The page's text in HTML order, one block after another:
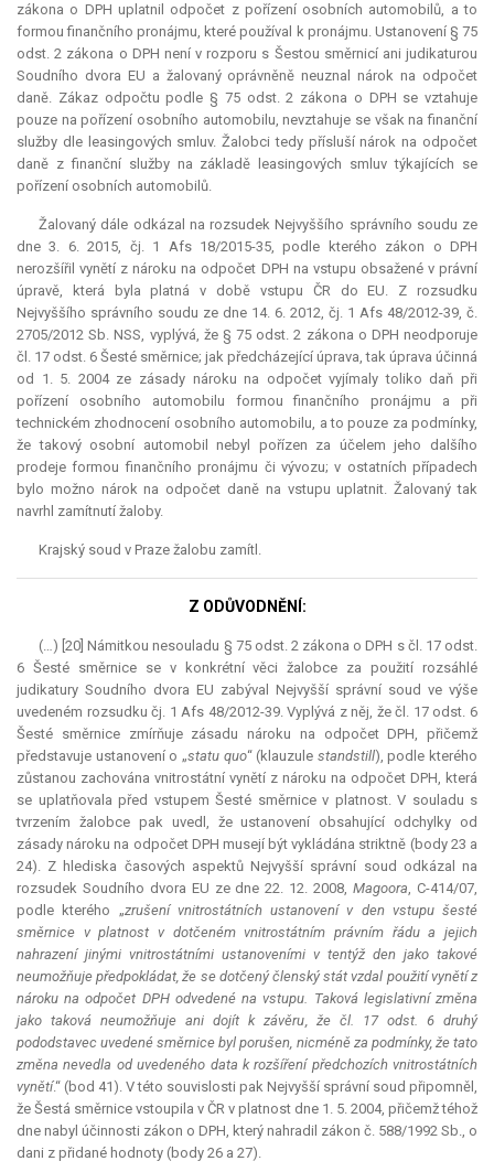
zákona o DPH uplatnil odpočet z pořízení osobních automobilů, a to
formou finančního pronájmu, které používal k pronájmu. Ustanovení § 75
odst. 2 zákona o DPH není v rozporu s Šestou směrnicí ani judikaturou
Soudního dvora EU a žalovaný oprávněně neuznal nárok na odpočet
daně. Zákaz odpočtu podle § 75 odst. 2 zákona o DPH se vztahuje
pouze na pořízení osobního automobilu, nevztahuje se však na finanční
služby dle leasingových smluv. Žalobci tedy přísluší nárok na odpočet
daně z finanční služby na základě leasingových smluv týkajících se
pořízení osobních automobilů.
Žalovaný dále odkázal na rozsudek Nejvyššího správního soudu ze
dne 3. 6. 2015, čj. 1 Afs 18/2015-35, podle kterého zákon o DPH
nerozšířil vynětí z nároku na odpočet DPH na vstupu obsažené v právní
úpravě, která byla platná v době vstupu ČR do EU. Z rozsudku
Nejvyššího správního soudu ze dne 14. 6. 2012, čj. 1 Afs 48/2012-39, č.
2705/2012 Sb. NSS, vyplývá, že § 75 odst. 2 zákona o DPH neodporuje
čl. 17 odst. 6 Šesté směrnice; jak předcházející úprava, tak úprava účinná
od 1. 5. 2004 ze zásady nároku na odpočet vyjímaly toliko daň při
pořízení osobního automobilu formou finančního pronájmu a při
technickém zhodnocení osobního automobilu, a to pouze za podmínky,
že takový osobní automobil nebyl pořízen za účelem jeho dalšího
prodeje formou finančního pronájmu či vývozu; v ostatních případech
bylo možno nárok na odpočet daně na vstupu uplatnit. Žalovaný tak
navrhl zamítnutí žaloby.
Krajský soud v Praze žalobu zamítl.
Z ODŮVODNĚNÍ:
(…) [20] Námitkou nesouladu § 75 odst. 2 zákona o DPH s čl. 17 odst.
6 Šesté směrnice se v konkrétní věci žalobce za použití rozsáhlé
judikatury Soudního dvora EU zabýval Nejvyšší správní soud ve výše
uvedeném rozsudku čj. 1 Afs 48/2012-39. Vyplývá z něj, že čl. 17 odst. 6
Šesté směrnice zmírňuje zásadu nároku na odpočet DPH, přičemž
představuje ustanovení o „statu quo“ (klauzule standstill), podle kterého
zůstanou zachována vnitrostátní vynětí z nároku na odpočet DPH, která
se uplatňovala před vstupem Šesté směrnice v platnost. V souladu s
tvrzením žalobce pak uvedl, že ustanovení obsahující odchylky od
zásady nároku na odpočet DPH musejí být vykládána striktně (body 23 a
24). Z hlediska časových aspektů Nejvyšší správní soud odkázal na
rozsudek Soudního dvora EU ze dne 22. 12. 2008,Magoora, C-414/07,
podle kterého „zrušení vnitrostátních ustanovení v den vstupu šesté
směrnice v platnost v dotčeném vnitrostátním právním řádu a jejich
nahrazení jinými vnitrostátními ustanoveními v tentýž den jako takové
neumožňuje předpokládat, že se dotčený členský stát vzdal použití vynětí z
nároku na odpočet DPH odvedené na vstupu. Taková legislativní změna
jako taková neumožňuje ani dojít k závěru, že čl. 17 odst. 6 druhý
pododstavec uvedené směrnice byl porušen, nicméně za podmínky, že tato
změna nevedla od uvedeného data k rozšíření předchozích vnitrostátních
vynětí.“ (bod 41). V této souvislosti pak Nejvyšší správní soud připomněl,
že Šestá směrnice vstoupila v ČR v platnost dne 1. 5. 2004, přičemž téhož
dne nabyl účinnosti zákon o DPH, který nahradil zákon č. 588/1992 Sb., o
dani z přidané hodnoty (body 26 a 27).